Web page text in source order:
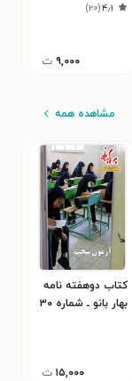
بهار ۹۸۴٫۱(۲۰)
۹,۰۰۰ ت
مشاهده همه
کتاب دوهفته نامه
بهار بانو ـ شماره ۳۰
۱۵,۰۰۰ ت